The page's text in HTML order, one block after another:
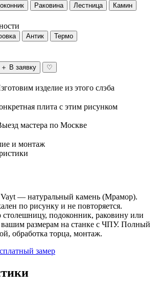
Раковина Лестница
Камин
Антик Термо
＋ В заявку ♡
изделие из этого слэба
плита с этим рисунком
мастера по Москве
и монтаж
— натуральный камень (Мрамор).
по рисунку и не повторяется.
столешницу, подоконник, раковину или
вашим размерам на станке с ЧПУ. Полный
обработка торца, монтаж.
замер